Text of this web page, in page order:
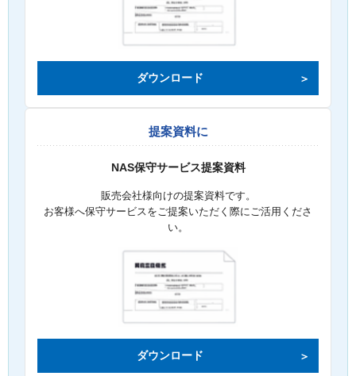
ダウンロード
提案資料に
NAS保守サービス提案資料
販売会社様向けの提案資料です。
お客様へ保守サービスをご提案いただく際にご活用くださ
い。
ダウンロード